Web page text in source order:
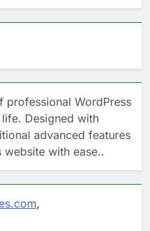
professional WordPress
Designed with
advanced features
website with ease..
,